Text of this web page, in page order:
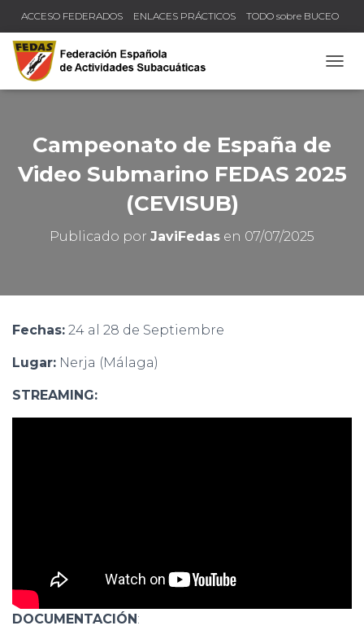
ACCESO FEDERADOS ENLACES PRÁCTICOS TODO sobre BUCEO
COMPRUEBA TU TÍTULO Y LICENCIA
Campeonato de España de
Video Submarino FEDAS 2025
(CEVISUB)
Publicado por JaviFedas en 07/07/2025
Fechas: 24 al 28 de Septiembre
Lugar: Nerja (Málaga)
STREAMING:
DOCUMENTACIÓN: